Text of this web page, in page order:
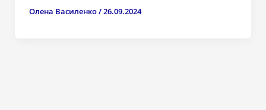
Олена Василенко/26.09.2024